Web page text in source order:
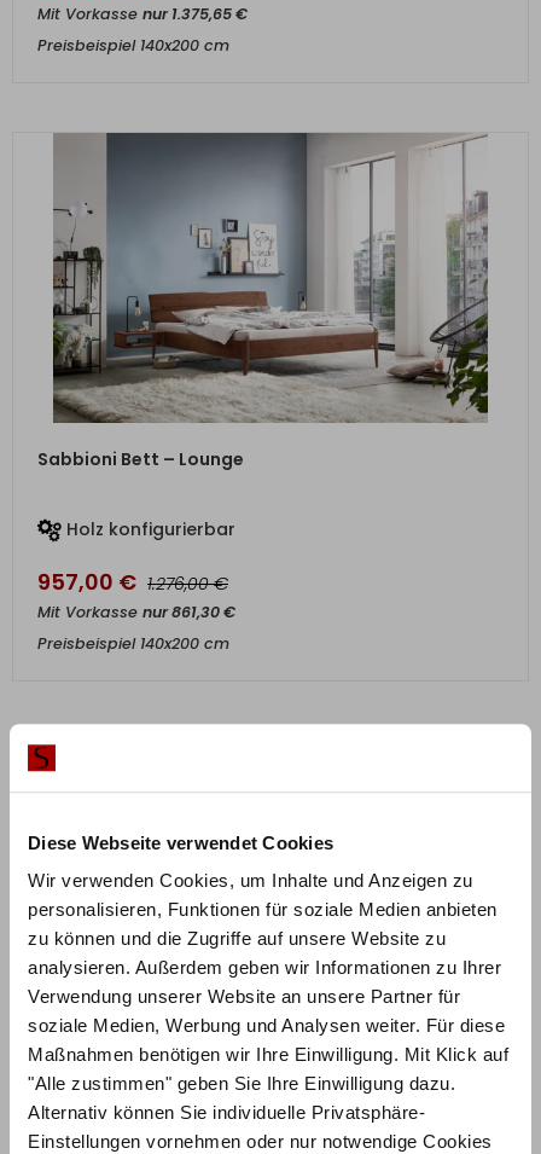
Diese Webseite verwendet Cookies
Wir verwenden Cookies, um Inhalte und Anzeigen zu
personalisieren, Funktionen für soziale Medien anbieten
zu können und die Zugriffe auf unsere Website zu
analysieren. Außerdem geben wir Informationen zu Ihrer
Verwendung unserer Website an unsere Partner für
soziale Medien, Werbung und Analysen weiter. Für diese
Maßnahmen benötigen wir Ihre Einwilligung. Mit Klick auf
"Alle zustimmen" geben Sie Ihre Einwilligung dazu.
Alternativ können Sie individuelle Privatsphäre-
Einstellungen vornehmen oder nur notwendige Cookies
Mit Vorkasse nur1.375,65€
Preisbeispiel 140x200 cm
Sabbioni Bett – Lounge
Holz konfigurierbar
957,00 € 1.276,00€
Mit Vorkasse nur861,30€
Preisbeispiel 140x200 cm
ZUM PRODUKT
Jeno Arcada Bett – Factory-Line Cone 23